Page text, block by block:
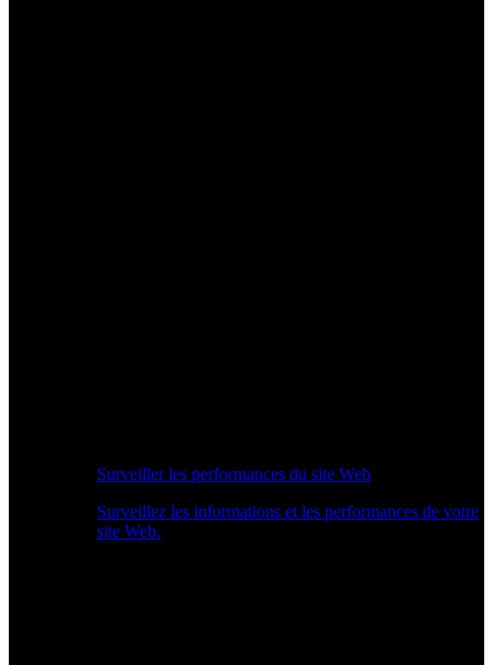
Surveiller les performances du site Web
Surveillez les informations et les performances de votre
site Web.